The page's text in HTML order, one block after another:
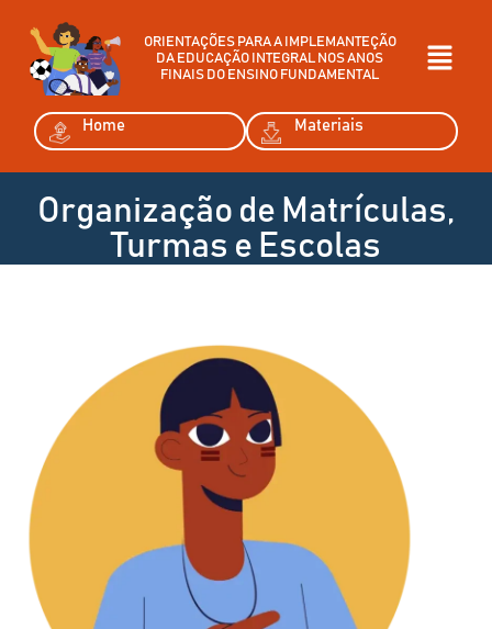
ORIENTAÇÕES PARA A IMPLEMANTEÇÃO
DA EDUCAÇÃO INTEGRAL NOS ANOS
FINAIS DO ENSINO FUNDAMENTAL
Home Materiais
Organização de Matrículas,
Turmas e Escolas